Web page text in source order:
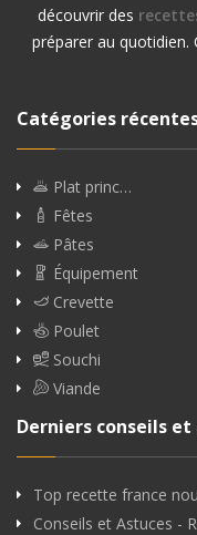
découvrir des
préparer au quotidien.
Catégories
Plat princ…
Fêtes
Pâtes
Équipement
Crevette
Poulet
Souchi
Viande
Derniers conseils et
Top recette france
Conseils et Astuces -